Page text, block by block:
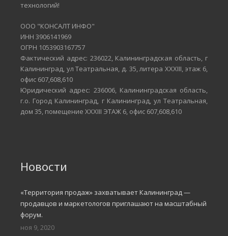
технологий!
ООО "КОНСАЛТ ИНФО"
ИНН 3906141969
ОГРН 1053903167757
Фактический адрес: 236022, Калининградская область, г
Калининград, ул Театральная, д. 35, литера XXXIII, этаж 6,
офис 607,608,610
Юридический адрес: 236006, Калининградская область,
г.о. Город Калининград, г Калининград, ул Театральная,
дом 35, помещение XXXIII ЭТАЖ 6, офис 607,608,610
Новости
«Территория продаж» захватывает Калининград —
продавцов и маркетологов приглашают на масштабный
форум.
ноя 9, 2020